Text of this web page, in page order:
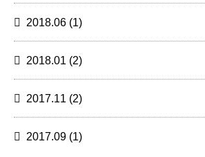
2018.06 (1)
2018.01 (2)
2017.11 (2)
2017.09 (1)